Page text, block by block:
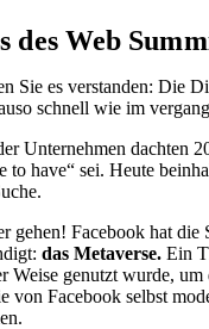
des Web
Sie es verstanden: Die
schnell wie im
Unternehmen dachten
to have“ sei. Heute
gehen! Facebook hat die
das Metaverse. Ein
Weise genutzt wurde,
von Facebook selbst